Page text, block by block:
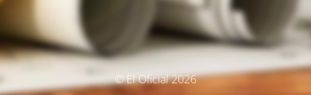
© El Oficial 2026